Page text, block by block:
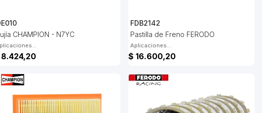
CHAMPION - N7YC
FDB2142
Pastilla de Freno FERODO
Aplicaciones...
$ 16.600,20